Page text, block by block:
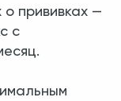
о прививках —
с